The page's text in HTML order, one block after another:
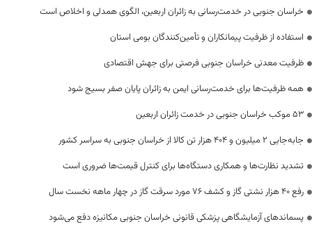
خراسان جنوبی در خدمت‌رسانی به زائران اربعین، الگوی همدلی و اخلاص است
استفاده از ظرفیت پیمانکاران و تأمین‌کنندگان بومی استان
ظرفیت معدنی خراسان جنوبی فرصتی برای جهش اقتصادی
همه ظرفیت‌ها برای خدمت‌رسانی ایمن به زائران پایان صفر بسیج شود
53 موکب خراسان جنوبی در خدمت زائران اربعین
جابه‌جایی 2 میلیون و 404 هزار تن کالا از خراسان جنوبی به سراسر کشور
تشدید نظارت‌ها و همکاری دستگاه‌ها برای کنترل قیمت‌ها ضروری است
رفع 40 هزار نشتی گاز و کشف 76 مورد سرقت گاز در چهار ماهه نخست سال
پسماندهای آزمایشگاهی پزشکی قانونی خراسان جنوبی مکانیزه دفع می‌شود